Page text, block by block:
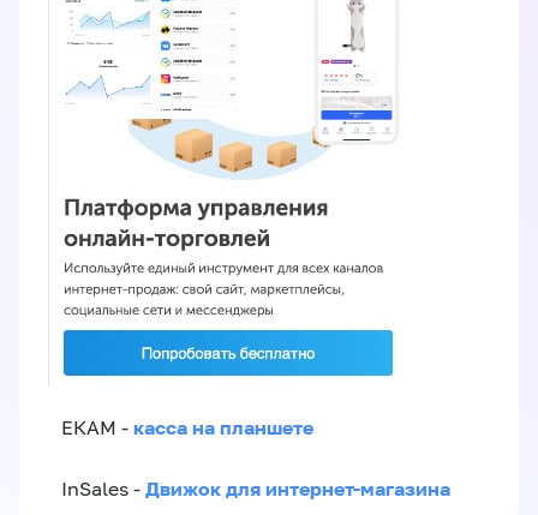
ЕКАМ - касса на планшете
InSales - Движок для интернет-магазина